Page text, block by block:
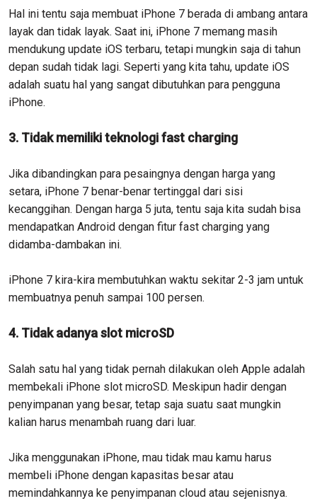
Hal ini tentu saja membuat iPhone 7 berada di ambang antara
layak dan tidak layak. Saat ini, iPhone 7 memang masih
mendukung update iOS terbaru, tetapi mungkin saja di tahun
depan sudah tidak lagi. Seperti yang kita tahu, update iOS
adalah suatu hal yang sangat dibutuhkan para pengguna
iPhone.
3. Tidak memiliki teknologi fast charging
Jika dibandingkan para pesaingnya dengan harga yang
setara, iPhone 7 benar-benar tertinggal dari sisi
kecanggihan. Dengan harga 5 juta, tentu saja kita sudah bisa
mendapatkan Android dengan fitur fast charging yang
didamba-dambakan ini.
iPhone 7 kira-kira membutuhkan waktu sekitar 2-3 jam untuk
membuatnya penuh sampai 100 persen.
4. Tidak adanya slot microSD
Salah satu hal yang tidak pernah dilakukan oleh Apple adalah
membekali iPhone slot microSD. Meskipun hadir dengan
penyimpanan yang besar, tetap saja suatu saat mungkin
kalian harus menambah ruang dari luar.
Jika menggunakan iPhone, mau tidak mau kamu harus
membeli iPhone dengan kapasitas besar atau
memindahkannya ke penyimpanan cloud atau sejenisnya.